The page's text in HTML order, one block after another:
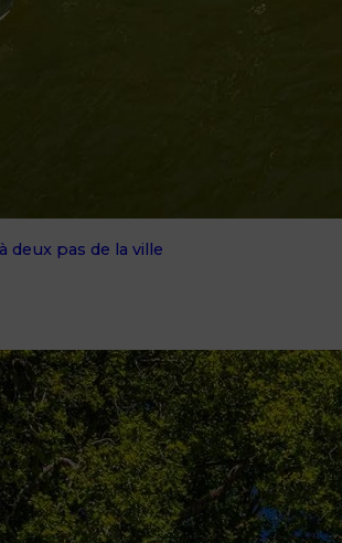
deux pas de la ville